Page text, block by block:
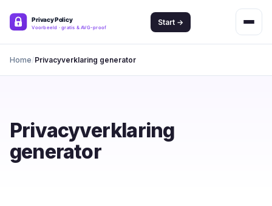
Start →
Home Privacyverklaring generator
Privacyverklaring
generator